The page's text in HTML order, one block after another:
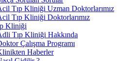
Tıp Kliniği Uzman Doktorlarımız
Tıp Kliniği Doktorlarımız
Kliniği
Tıp Kliniği Hakkında
Çalışma Programı
Haberler